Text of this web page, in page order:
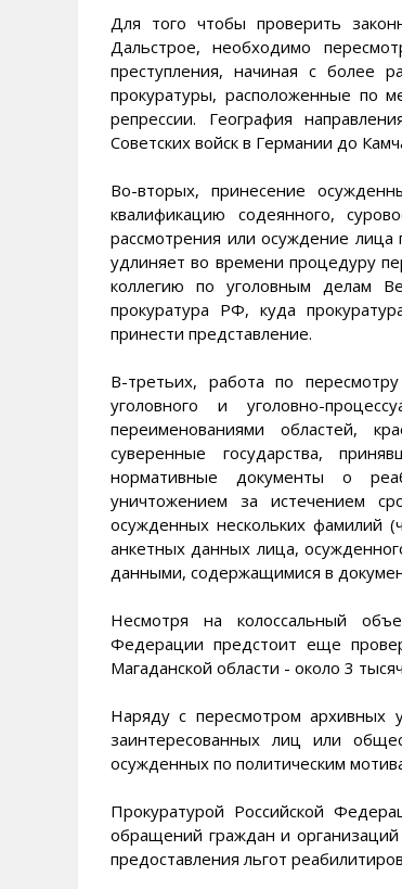
Для того чтобы проверить
Дальстрое, необходимо
преступления, начиная с более
прокуратуры, расположенные по
репрессии. География
Советских войск в Германии до
Во-вторых, принесение
квалификацию содеянного,
рассмотрения или осуждение лица
удлиняет во времени процедуру
коллегию по уголовным делам
прокуратура РФ, куда
принести представление.
В-третьих, работа по
уголовного и уголовно-
переименованиями областей,
суверенные государства,
нормативные документы о
уничтожением за истечением
осужденных нескольких фамилий
анкетных данных лица,
данными, содержащимися в
Несмотря на колоссальный
Федерации предстоит еще
Магаданской области - около 3
Наряду с пересмотром архивных
заинтересованных лиц или
осужденных по политическим
Прокуратурой Российской
обращений граждан и
предоставления льгот